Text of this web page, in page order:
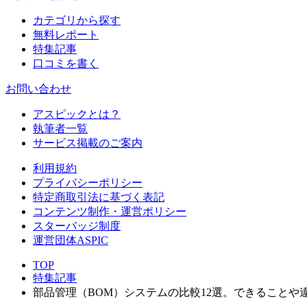
カテゴリから探す
無料レポート
特集記事
口コミを書く
お問い合わせ
アスピックとは？
執筆者一覧
サービス掲載のご案内
利用規約
プライバシーポリシー
特定商取引法に基づく表記
コンテンツ制作・運営ポリシー
スターバッジ制度
運営団体ASPIC
TOP
特集記事
部品管理（BOM）システムの比較12選。できることや